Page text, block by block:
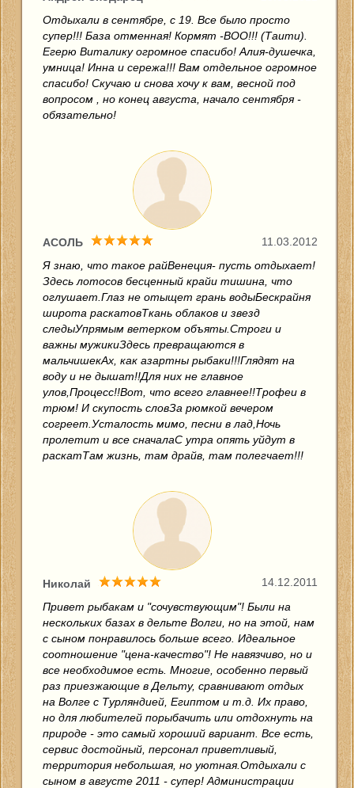
Отдыхали в сентябре, с 19. Все было просто
супер!!! База отменная! Кормят -ВОО!!! (Таити).
Егерю Виталику огромное спасибо! Алия-душечка,
умница! Инна и сережа!!! Вам отдельное огромное
спасибо! Скучаю и снова хочу к вам, весной под
вопросом , но конец августа, начало сентября -
обязательно!
11.03.2012
АСОЛЬ
Я знаю, что такое райВенеция- пусть отдыхает!
Здесь лотосов бесценный крайи тишина, что
оглушает.Глаз не отыщет грань водыБескрайня
широта раскатовТкань облаков и звезд
следыУпрямым ветерком объяты.Строги и
важны мужикиЗдесь превращаются в
мальчишекАх, как азартны рыбаки!!!Глядят на
воду и не дышат!!Для них не главное
улов,Процесс!!Вот, что всего главнее!!Трофеи в
трюм! И скупость словЗа рюмкой вечером
согреет.Усталость мимо, песни в лад,Ночь
пролетит и все сначалаС утра опять уйдут в
раскатТам жизнь, там драйв, там полегчает!!!
14.12.2011
Николай
Привет рыбакам и "сочувствующим"! Были на
нескольких базах в дельте Волги, но на этой, нам
с сыном понравилось больше всего. Идеальное
соотношение "цена-качество"! Не навязчиво, но и
все необходимое есть. Многие, особенно первый
раз приезжающие в Дельту, сравнивают отдых
на Волге с Турляндией, Египтом и т.д. Их право,
но для любителей порыбачить или отдохнуть на
природе - это самый хороший вариант. Все есть,
сервис достойный, персонал приветливый,
территория небольшая, но уютная.Отдыхали с
сыном в августе 2011 - супер! Администрации